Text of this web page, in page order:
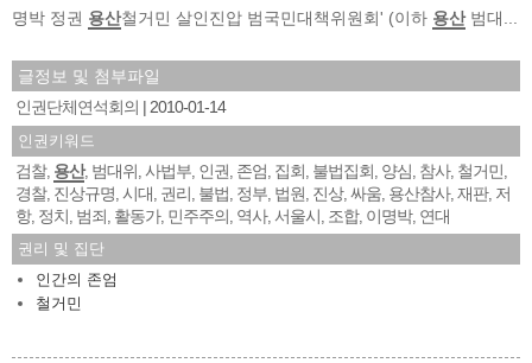
명박 정권 용산철거민 살인진압 범국민대책위원회' (이하 용산범대...
글정보 및 첨부파일
인권단체연석회의
2010-01-14
인권키워드
검찰, 용산, 범대위 사법부 인권 존엄 집회 불법집회 양심 참사, 철거민
경찰, 진상규명 시대 권리 불법 정부 법원 진상, 싸움 용산참사, 재판, 저
항, 정치 범죄 활동가, 민주주의 역사, 서울시 조합, 이명박, 연대
권리 및 집단
인간의 존엄
철거민